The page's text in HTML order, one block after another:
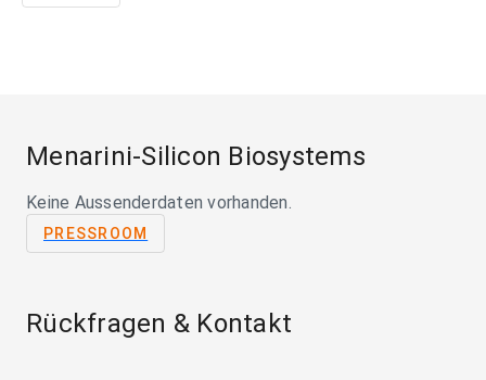
Menarini-Silicon Biosystems
Keine Aussenderdaten vorhanden.
PRESSROOM
Rückfragen & Kontakt